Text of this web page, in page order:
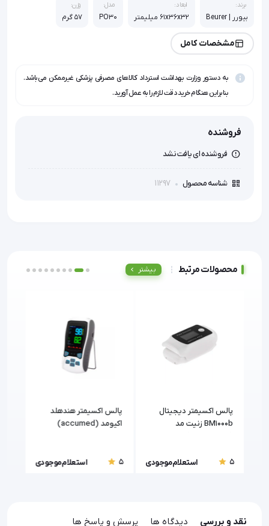
برند:
بیورر | Beurer
ابعاد:
61x36x32 میلیمتر
مدل:
PO30
وزن:
57 گرم
مشخصات کامل
به دستور وزارت بهداشت استرداد کالاهای مصرفی پزشکی غیرممکن می‌باشد.
بنابراین هنگام خرید دقت لازم را به عمل آورید.
فروشنده
فروشنده ای یافت نشد
شناسه محصول 11297
محصولات مرتبط بیشتر
پالس اکسیمتر دیجیتال
BM1000b زنیت مد
5 استعلام موجودی
پالس اکسیمتر هندهلد
اکیومد (accumed)
5 استعلام موجودی
نقد و بررسی دیدگاه ها پرسش و پاسخ ها